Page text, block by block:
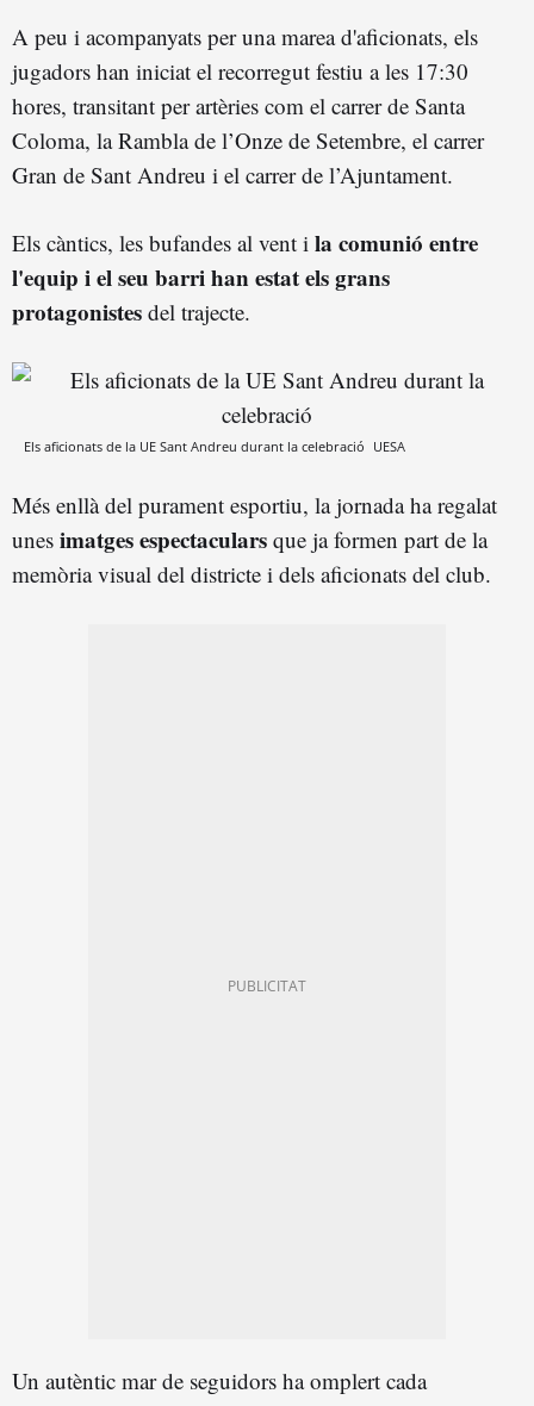
A peu i acompanyats per una marea d'aficionats, els
jugadors han iniciat el recorregut festiu a les 17:30
hores, transitant per artèries com el carrer de Santa
Coloma, la Rambla de l’Onze de Setembre, el carrer
Gran de Sant Andreu i el carrer de l’Ajuntament.
Els càntics, les bufandes al vent i la comunió entre
l'equip i el seu barri han estat els grans
protagonistes del trajecte.
Els aficionats de la UE Sant Andreu durant la celebració UESA
Més enllà del purament esportiu, la jornada ha regalat
unes imatges espectaculars que ja formen part de la
memòria visual del districte i dels aficionats del club.
Un autèntic mar de seguidors ha omplert cada